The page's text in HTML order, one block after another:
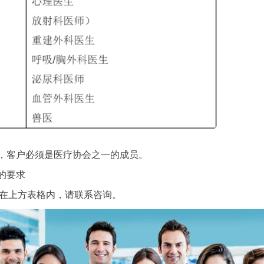
户必须是医疗协会之一的成员。
要求
方表格内，请联系咨询。